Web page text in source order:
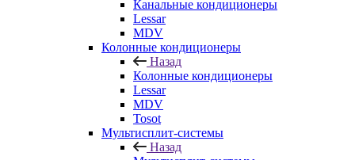
Канальные кондиционеры
Lessar
MDV
Колонные кондиционеры
Назад
Колонные кондиционеры
Lessar
MDV
Tosot
Мультисплит-системы
Назад